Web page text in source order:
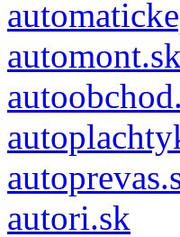
automont.sk
autori.sk